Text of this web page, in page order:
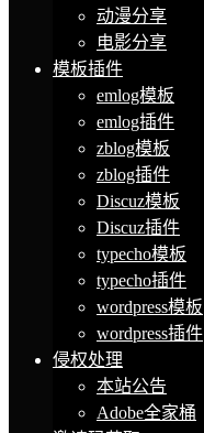
动漫分享
电影分享
模板插件
emlog模板
emlog插件
zblog模板
zblog插件
Discuz模板
Discuz插件
typecho模板
typecho插件
wordpress模板
wordpress插件
侵权处理
本站公告
Adobe全家桶